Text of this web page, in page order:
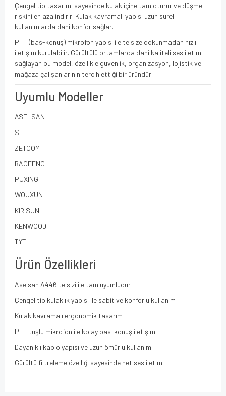
Çengel tip tasarımı sayesinde kulak içine tam oturur ve düşme
riskini en aza indirir. Kulak kavramalı yapısı uzun süreli
kullanımlarda dahi konfor sağlar.
PTT (bas-konuş) mikrofon yapısı ile telsize dokunmadan hızlı
iletişim kurulabilir. Gürültülü ortamlarda dahi kaliteli ses iletimi
sağlayan bu model, özellikle güvenlik, organizasyon, lojistik ve
mağaza çalışanlarının tercih ettiği bir üründür.
Uyumlu Modeller
ASELSAN
SFE
ZETCOM
BAOFENG
PUXING
WOUXUN
KIRISUN
KENWOOD
TYT
Ürün Özellikleri
Aselsan A446 telsizi ile tam uyumludur
Çengel tip kulaklık yapısı ile sabit ve konforlu kullanım
Kulak kavramalı ergonomik tasarım
PTT tuşlu mikrofon ile kolay bas-konuş iletişim
Dayanıklı kablo yapısı ve uzun ömürlü kullanım
Gürültü filtreleme özelliği sayesinde net ses iletimi